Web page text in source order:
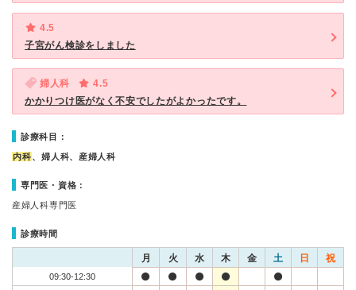
4.5
子宮がん検診をしました
婦人科
4.5
かかりつけ医がなく不安でしたがよかったです。
診療科目：
内科、婦人科、産婦人科
専門医・資格：
産婦人科専門医
診療時間
月 火 水 木 金 土 日 祝
09:30-12:30